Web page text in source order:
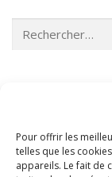
Pour offrir les
telles que les
appareils. Le fait de